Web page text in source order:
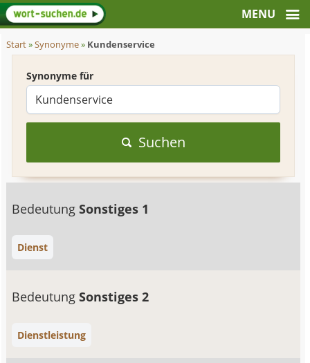
Start»Synonyme» Kundenservice
Synonyme für
Suchen
BedeutungSonstiges 1
Dienst
BedeutungSonstiges 2
Dienstleistung